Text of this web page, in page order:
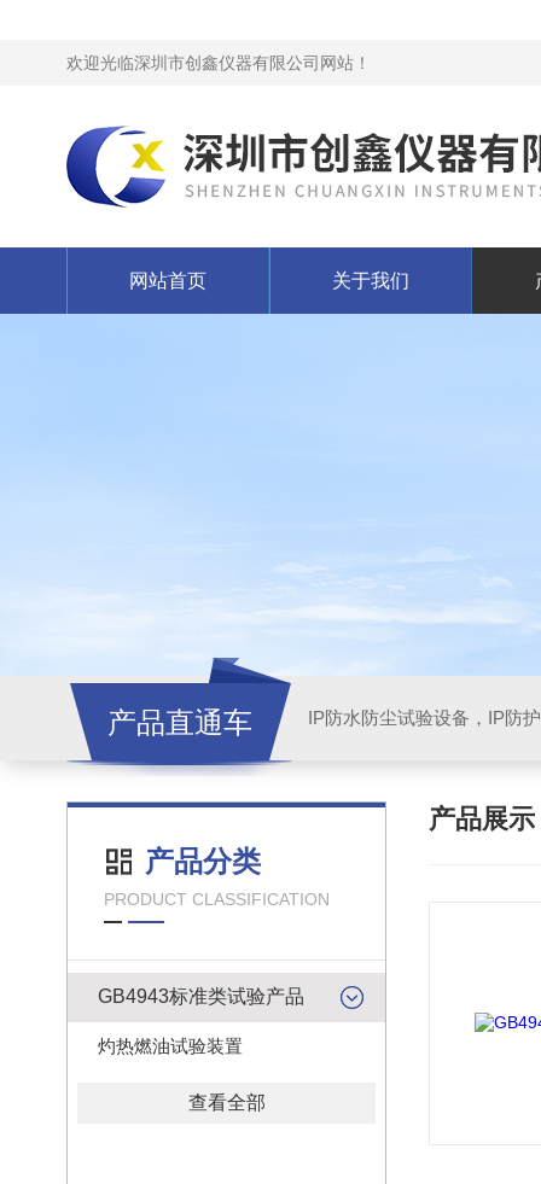
欢迎光临深圳市创鑫仪器有限公司网站！
网站首页 关于我们
产品直通车
产品分类
PRODUCT CLASSIFICATION
GB4943标准类试验产品
灼热燃油试验装置
查看全部
产品展示